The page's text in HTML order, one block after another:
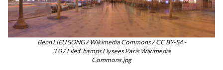
Benh LIEU SONG / Wikimedia Commons / CC BY-SA-
3.0 / File:Champs Elysees Paris Wikimedia
Commons.jpg